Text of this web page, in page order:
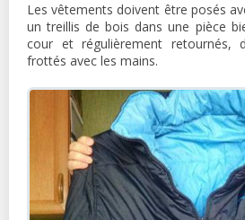
Les vêtements doivent être posés
un treillis de bois dans une pièce
cour et régulièrement retournés,
frottés avec les mains.